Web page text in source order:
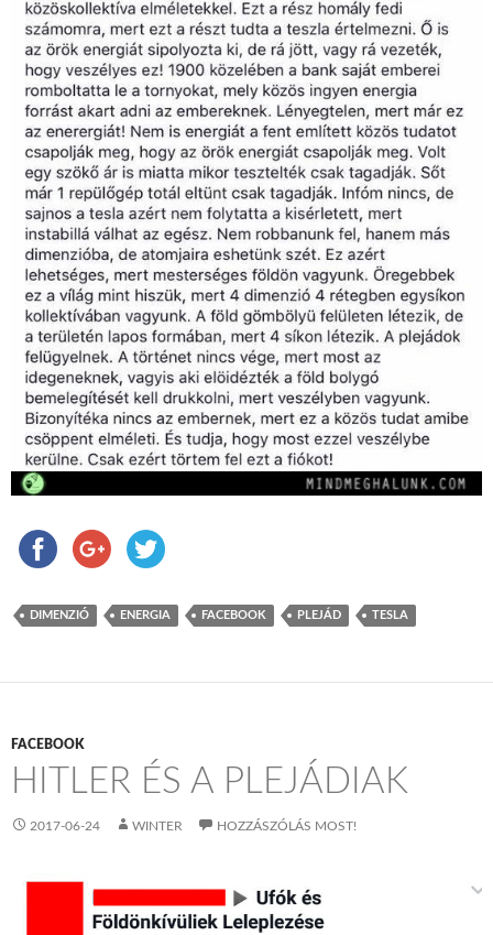
DIMENZIÓ ENERGIA FACEBOOK PLEJÁD TESLA
FACEBOOK
HITLER ÉS A PLEJÁDIAK
2017-06-24 WINTER HOZZÁSZÓLÁS MOST!